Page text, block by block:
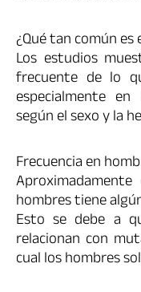
¿Qué tan común
Los estudios
frecuente de lo
especialmente
según el sexo y la
Frecuencia en
hombres tiene
Esto se debe a
relacionan con
cual los hombres